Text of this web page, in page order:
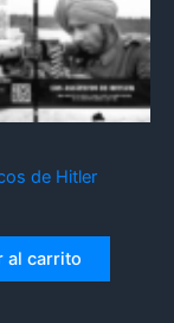
de Hitler
al carrito